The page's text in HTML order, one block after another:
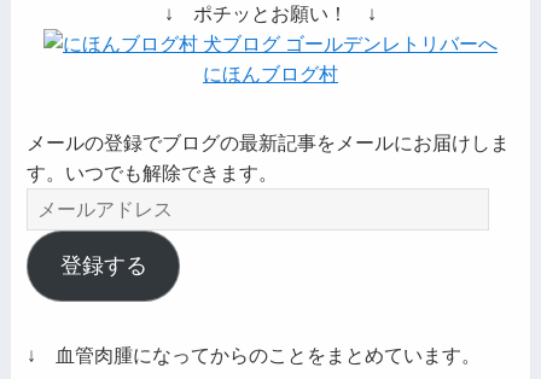
↓ ポチッとお願い！ ↓
にほんブログ村
メールの登録でブログの最新記事をメールにお届けしま
す。いつでも解除できます。
メ
ー
ル
ア
レ
登録する
↓ 血管肉腫になってからのことをまとめています。